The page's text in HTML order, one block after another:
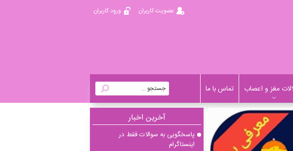
ورود کاربران عضویت کاربران
مغز و اعصاب تماس با ما
آخرين اخبار
پاسخگویی به سوالات فقط در
اینستاگرام